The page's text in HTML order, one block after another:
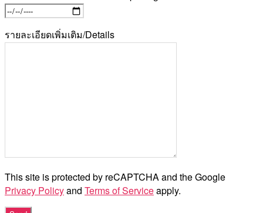
รายละเอียดเพิ่มเติม/Details
This site is protected by reCAPTCHA and the Google
Privacy Policyand Terms of Serviceapply.